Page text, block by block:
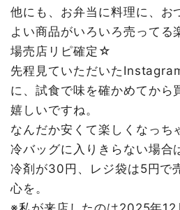
他にも、お弁当に料理に、お
よい商品がいろいろ売ってる
場売店リピ確定☆
先程見ていただいた
に、試食で味を確かめてから
嬉しいですね。
なんだか安くて楽しくなっち
冷バッグに入りきらない場合
冷剤が30円、レジ袋は5円で
心を。